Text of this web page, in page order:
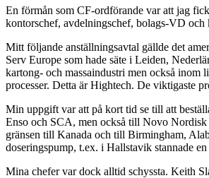
En förmån som CF-ordförande var att jag
kontorschef, avdelningschef, bolags-VD och
Mitt följande anställningsavtal gällde det
Serv Europe som hade säte i Leiden,
kartong- och massaindustri men också
processer. Detta är Hightech. De viktigaste
Min uppgift var att på kort tid se till att
Enso och SCA, men också till Novo
gränsen till Kanada och till Birmingham,
doseringspump, t.ex. i Hallstavik stannade
Mina chefer var dock alltid schyssta. Keith